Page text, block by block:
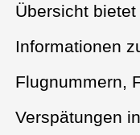
Übersicht
Informationen
Flugnummern,
Verspätungen